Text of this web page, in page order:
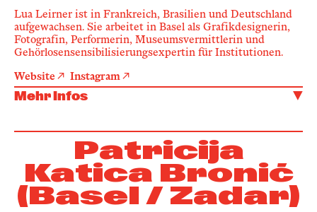
Lua Leirner ist in Frankreich, Brasilien und Deutschland
aufgewachsen. Sie arbeitet in Basel als Grafikdesignerin,
Fotografin, Performerin, Museumsvermittlerin und
Gehörlosensensibilisierungsexpertin für Institutionen.
Website Instagram
Mehr Infos
Patricija
Katica Bronić
(Basel / Zadar)